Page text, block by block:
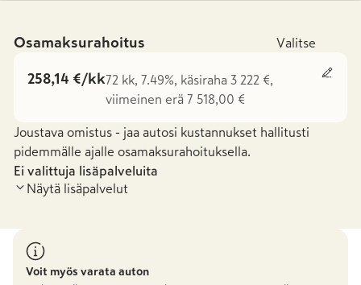
Osamaksurahoitus Valitse
258,14 €/kk72 kk, 7.49%, käsiraha 3 222 €,
viimeinen erä 7 518,00 €
Joustava omistus - jaa autosi kustannukset hallitusti
pidemmälle ajalle osamaksurahoituksella.
Ei valittuja lisäpalveluita
Näytä lisäpalvelut
Voit myös varata auton